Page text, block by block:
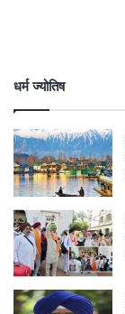
धर्म ज्योतिष